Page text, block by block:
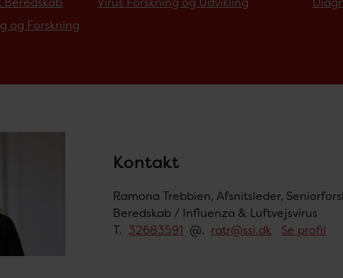
og Forskning
Kontakt
Ramona Trebbien, Afsnitsleder,
Beredskab / Influenza & Luftvejsvirus
T. 32683591 @. ratr@ssi.dk Se profil